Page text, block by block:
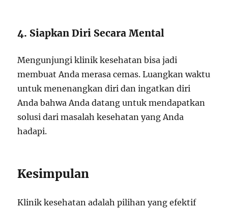
4. Siapkan Diri Secara Mental
Mengunjungi klinik kesehatan bisa jadi
membuat Anda merasa cemas. Luangkan waktu
untuk menenangkan diri dan ingatkan diri
Anda bahwa Anda datang untuk mendapatkan
solusi dari masalah kesehatan yang Anda
hadapi.
Kesimpulan
Klinik kesehatan adalah pilihan yang efektif